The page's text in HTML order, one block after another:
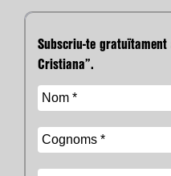
Subscriu-te gratuïtament
Cristiana”.